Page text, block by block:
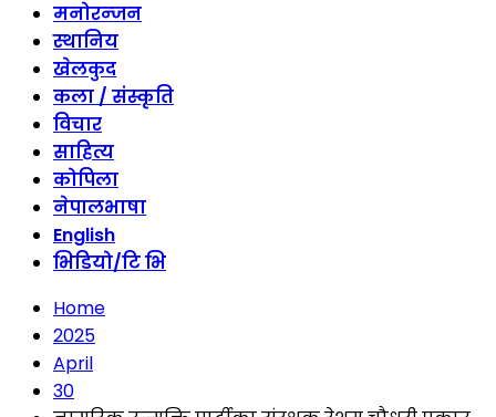
मनोरन्जन
स्थानिय
खेलकुद
कला / संस्कृति
विचार
साहित्य
कोपिला
नेपालभाषा
English
भिडियो/टि भि
Home
2025
April
30